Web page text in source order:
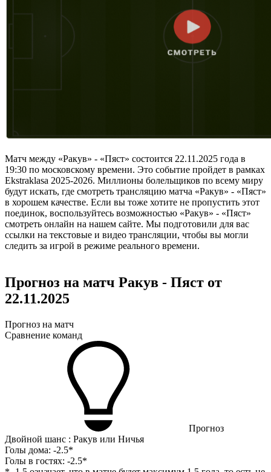
Матч между «Ракув» - «Пяст» состоится 22.11.2025 года в
19:30 по московскому времени. Это событие пройдет в рамках
Ekstraklasa 2025-2026. Миллионы болельщиков по всему миру
будут искать, где смотреть трансляцию матча «Ракув» - «Пяст»
в хорошем качестве. Если вы тоже хотите не пропустить этот
поединок, воспользуйтесь возможностью «Ракув» - «Пяст»
смотреть онлайн на нашем сайте. Мы подготовили для вас
ссылки на текстовые и видео трансляции, чтобы вы могли
следить за игрой в режиме реального времени.
Прогноз на матч Ракув - Пяст от
22.11.2025
Прогноз на матч
Сравнение команд
Прогноз
Двойной шанс : Ракув или Ничья
Голы дома: -2.5*
Голы в гостях: -2.5*